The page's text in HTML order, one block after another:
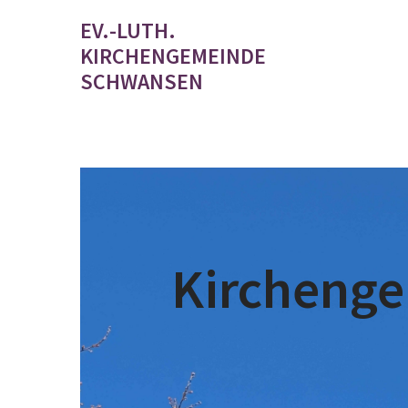
EV.-LUTH.
KIRCHENGEMEINDE
SCHWANSEN